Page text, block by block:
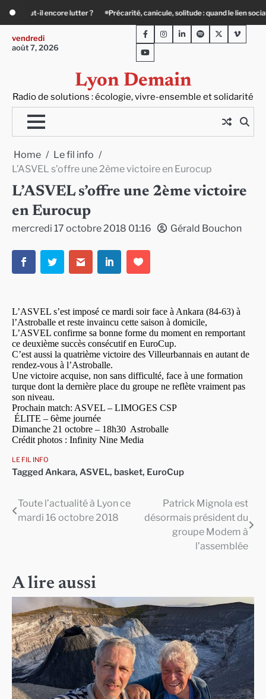
content
canicule, solitude : quand le lien social devient essentiel « Ça
vendredi
août 7, 2026
Lyon Demain
Radio de solutions : écologie, vivre-ensemble et solidarité
FacebookInstagram
LinkedInSpotifyTwitterViméo
Youtube
Home
Le fil info
L’ASVEL s’offre une 2ème victoire en Eurocup
L’ASVEL s’offre une 2ème victoire
en Eurocup
mercredi 17 octobre 2018 01:16 Gérald Bouchon
L’ASVEL s’est imposé ce mardi soirface à Ankara (84-63) à
l’Astroballe et reste invaincu cette saison à domicile,
L’ASVEL confirme sa bonne forme du moment en remportant
ce deuxième succès consécutif en EuroCup.
C’est aussi la quatrième victoire des Villeurbannais en autant de
rendez-vous à l’Astroballe.
Une victoire acquise, non sans difficulté, face à une formation
turque dont la dernière place du groupe ne reflète vraiment pas
son niveau.
Prochain match: ASVEL – LIMOGES CSP
ÉLITE – 6ème journée
Dimanche 21 octobre – 18h30 Astroballe
Crédit photos : Infinity Nine Media
LE FIL INFO
Tagged Ankara, ASVEL, basket, EuroCup
Navigation
Toute l’actualité à Lyon ce
mardi 16 octobre 2018
Patrick Mignola est
désormais président du
groupe Modem à
l’assemblée
A lire aussi